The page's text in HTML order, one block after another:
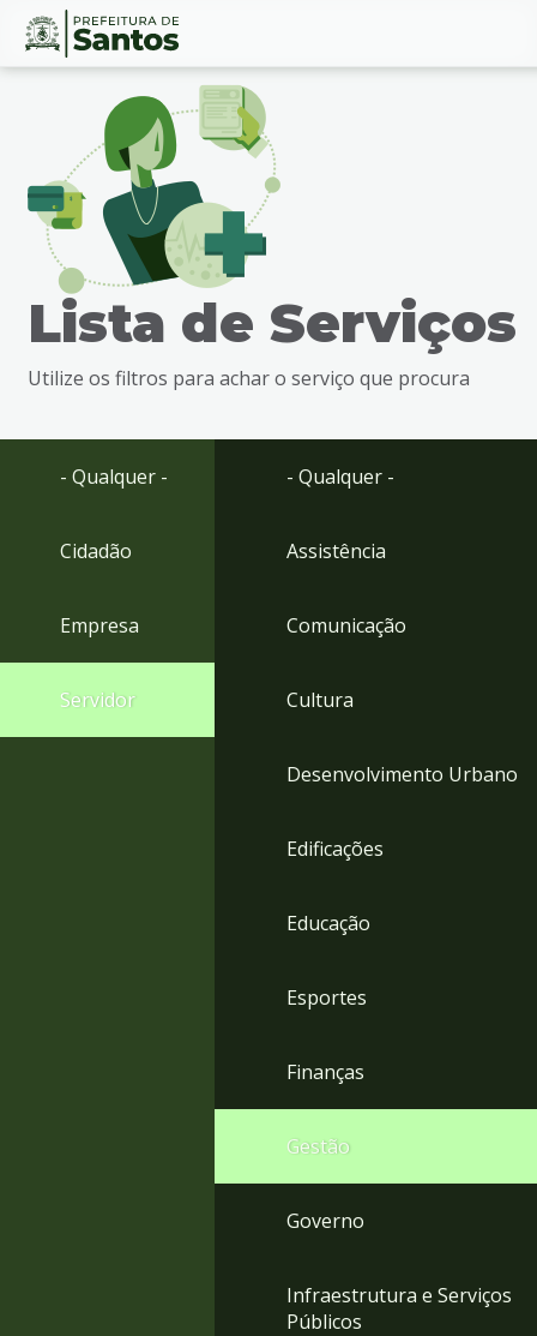
Ir
busca
Ir
Conteúdo
Lista de Serviços
Utilize os filtros para achar o serviço que procura
- Qualquer -
Cidadão
Empresa
Servidor
- Qualquer -
Assistência
Comunicação
Cultura
Desenvolvimento Urbano
Edificações
Educação
Esportes
Finanças
Gestão
Governo
Infraestrutura e Serviços
Públicos